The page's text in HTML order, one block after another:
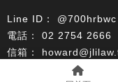
@700hrbwc
02 2754 2666
台北市大安區